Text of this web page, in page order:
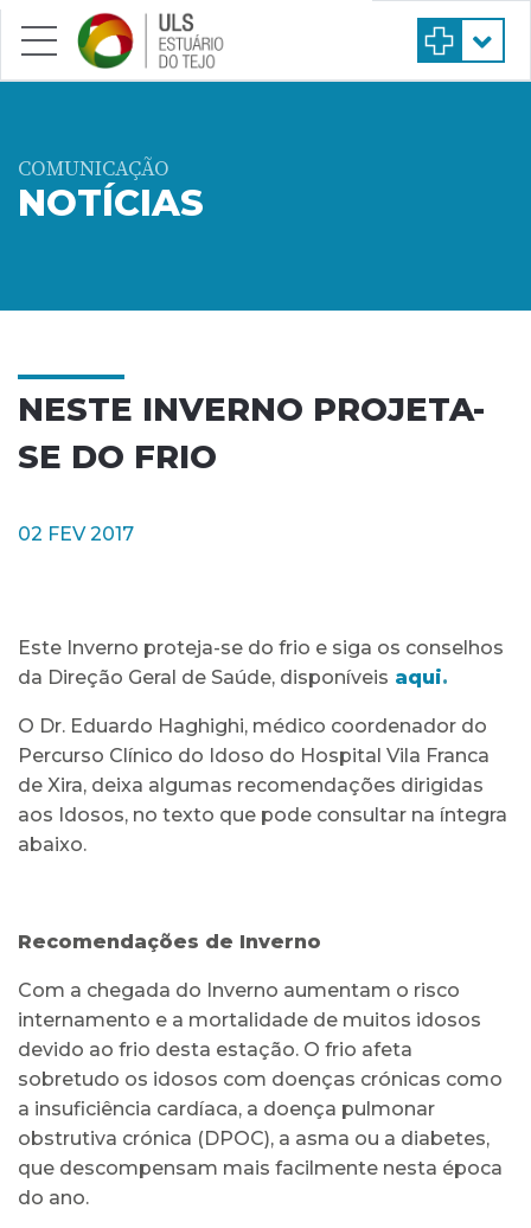
Saltar para conteúdo principal
COMUNICAÇÃO
NOTÍCIAS
NESTE INVERNO PROJETA-
SE DO FRIO
02 FEV 2017
Este Inverno proteja-se do frio e siga os conselhos
da Direção Geral de Saúde, disponíveis aqui.
O Dr. Eduardo Haghighi, médico coordenador do
Percurso Clínico do Idoso do Hospital Vila Franca
de Xira, deixa algumas recomendações dirigidas
aos Idosos, no texto que pode consultar na íntegra
abaixo.
Recomendações de Inverno
Com a chegada do Inverno aumentam o risco
internamento e a mortalidade de muitos idosos
devido ao frio desta estação. O frio afeta
sobretudo os idosos com doenças crónicas como
a insuficiência cardíaca, a doença pulmonar
obstrutiva crónica (DPOC), a asma ou a diabetes,
que descompensam mais facilmente nesta época
do ano.